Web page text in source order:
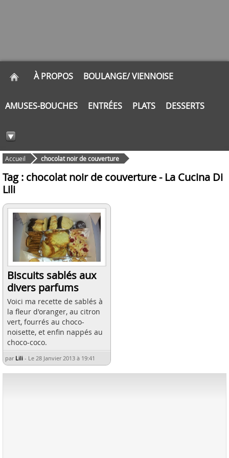
À PROPOS BOULANGE/ VIENNOISE
AMUSES-BOUCHES ENTRÉES PLATS DESSERTS
Accueil chocolat noir de couverture
Tag : chocolat noir de couverture - La Cucina Di
Lili
Biscuits sablés aux
divers parfums
Voici ma recette de sablés à
la fleur d'oranger, au citron
vert, fourrés au choco-
noisette, et enfin nappés au
choco-coco.
par Lili - Le 28 Janvier 2013 à 19:41